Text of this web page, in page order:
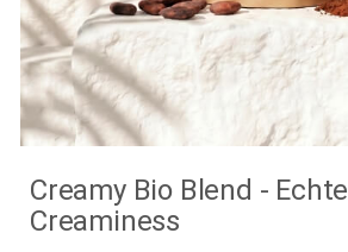
Creamy Bio Blend - Echte
Creaminess